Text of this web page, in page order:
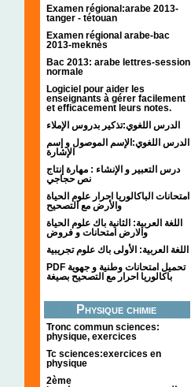
Examen régional:arabe 2013-
tanger - tétouan
Examen régional arabe-bac
2013-meknès
Bac 2013: arabe lettres-session
normale
Logiciel pour aider les
enseignants à gérer facilement
et efficacement leurs notes.
الدرس اللغوي:تذكير بدروس الإملاء
الدرس اللغوي:الإسم الموصول و إسم
الإشارة
درس التعبير و الإنشاء : مهارة إنتاج
نص حجاجي
امتحانات الباكالوريا احرار علوم الحياة
والأرض مع التصحيح
اللغة العربية: الثانية باك علوم الحياة
والارض امتحانات و فروض
اللغة العربية: الأولى باك علوم تجريبية
PDF تحميل امتحانات وطنية و جهوية
باكالوريا احرار مع التصحيح بصيغة
Physique chimie
Tronc commun sciences:
physique, exercices
Tc sciences:exercices en
physique
2ème